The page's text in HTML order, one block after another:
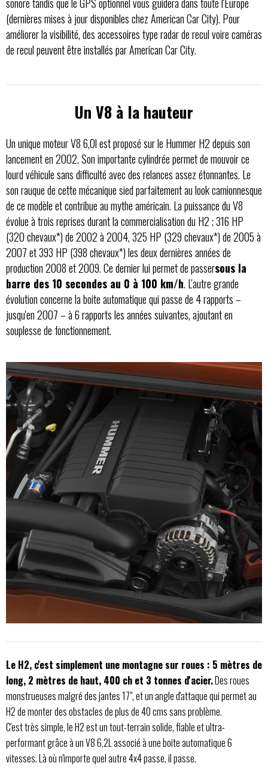
(dernières mises à jour disponibles chez American Car City). Pour
améliorer la visibilité, des accessoires type radar de recul voire caméras
de recul peuvent être installés par American Car City.
Un V8 à la hauteur
Un unique moteur V8 6,0l est proposé sur le Hummer H2 depuis son
lancement en 2002. Son importante cylindrée permet de mouvoir ce
lourd véhicule sans difficulté avec des relances assez étonnantes. Le
son rauque de cette mécanique sied parfaitement au look camionnesque
de ce modèle et contribue au mythe américain. La puissance du V8
évolue à trois reprises durant la commercialisation du H2 ; 316 HP
(320 chevaux*) de 2002 à 2004, 325 HP (329 chevaux*) de 2005 à
2007 et 393 HP (398 chevaux*) les deux dernières années de
production 2008 et 2009. Ce dernier lui permet de passersous la
barre des 10 secondes au 0 à 100 km/h. L'autre grande
évolution concerne la boite automatique qui passe de 4 rapports –
jusqu'en 2007 – à 6 rapports les années suivantes, ajoutant en
souplesse de fonctionnement.
Le H2, c'est simplement une montagne sur roues : 5 mètres de
long, 2 mètres de haut, 400 ch et 3 tonnes d'acier.Des roues
monstrueuses malgré des jantes 17", et un angle d'attaque qui permet au
H2 de monter des obstacles de plus de 40 cms sans problème.
C'est très simple, le H2 est un tout-terrain solide, fiable et ultra-
performant grâce à un V8 6,2L associé à une boite automatique 6
vitesses. Là où n'importe quel autre 4x4 passe, il passe.